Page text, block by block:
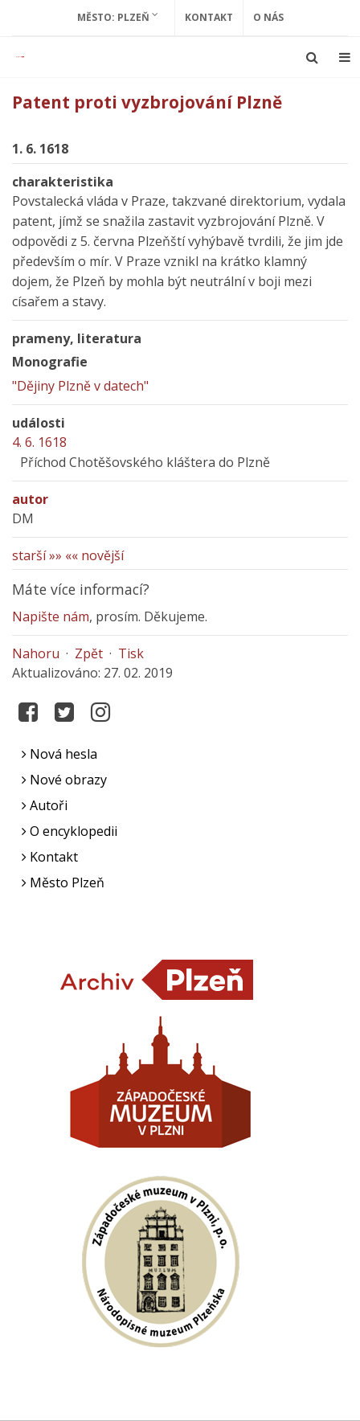
MĚSTO: PLZEŇ KONTAKT O NÁS
Patent proti vyzbrojování Plzně
1. 6. 1618
charakteristika
Povstalecká vláda v Praze, takzvané direktorium, vydala
patent, jímž se snažila zastavit vyzbrojování Plzně. V
odpovědi z 5. června Plzeňští vyhýbavě tvrdili, že jim jde
především o mír. V Praze vznikl na krátko klamný
dojem, že Plzeň by mohla být neutrální v boji mezi
císařem a stavy.
prameny, literatura
Monografie
"Dějiny Plzně v datech"
události
4. 6. 1618
Příchod Chotěšovského kláštera do Plzně
autor
DM
starší »» «« novější
Máte více informací?
Napište nám, prosím. Děkujeme.
Nahoru · Zpět · Tisk
Aktualizováno: 27. 02. 2019
Nová hesla
Nové obrazy
Autoři
O encyklopedii
Kontakt
Město Plzeň